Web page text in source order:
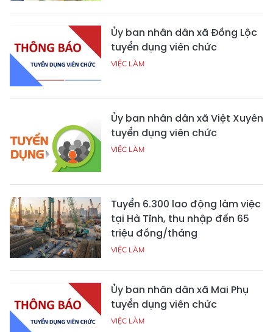
Ủy ban nhân dân xã Đồng Lộc
tuyển dụng viên chức
VIỆC LÀM
Ủy ban nhân dân xã Việt Xuyên
tuyển dụng viên chức
VIỆC LÀM
Tuyển 6.300 lao động làm việc
tại Hà Tĩnh, thu nhập đến 65
triệu đồng/tháng
VIỆC LÀM
Ủy ban nhân dân xã Mai Phụ
tuyển dụng viên chức
VIỆC LÀM